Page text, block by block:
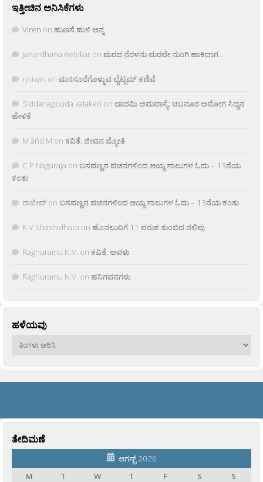
ಇತ್ತೀಚಿನ ಅನಿಸಿಕೆಗಳು
Viren on ಹುಣಸೆ ಹುಳಿ ಅನ್ನ
Janardhana Relekar on ಮರದ ನೆರಳನು ಮರವೇ ನುಂಗಿ ಹಾಕಿದಾಗ…
rjnivah on ಮನಸೂರೆಗೊಳ್ಳುವ ಲೈಟ್ಲಮ್ ಕಣಿವೆ
Siddanagouda kalakeri on ಬಾದಮಿ ಅಮವಾಸ್ಯೆ: ಚಬನೂರ ಅಮೋಗ ಸಿದ್ದನ
ಹೇಳಿಕೆ
M âñd M on ಕವಿತೆ: ಜೀವನ ಜ್ಯೋತಿ
C.P.Nagaraja on ಬಸವಣ್ಣನ ವಚನಗಳಿಂದ ಆಯ್ದ ಸಾಲುಗಳ ಓದು – 13ನೆಯ
ಕಂತು
ರಾಜೀವ್ on ಬಸವಣ್ಣನ ವಚನಗಳಿಂದ ಆಯ್ದ ಸಾಲುಗಳ ಓದು – 13ನೆಯ ಕಂತು
K.V Shashidhara on ಹೊನಲುವಿಗೆ 11 ವರುಶ ತುಂಬಿದ ನಲಿವು
Raghuramu N.V. on ಕವಿತೆ: ಅವಳು
Raghuramu N.V. on ಹನಿಗವನಗಳು
ಹಳೆಯವು
ಹಳೆಯವು
ತೇದಿಮಣೆ
ಆಗಸ್ಟ್ 2026
M
T W T F S
S